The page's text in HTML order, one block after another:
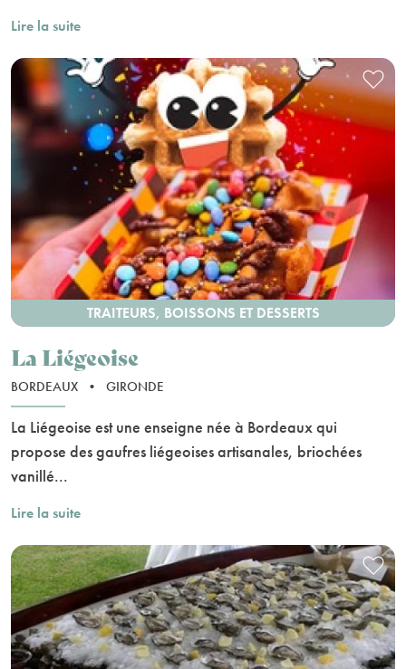
Lire la suite
TRAITEURS, BOISSONS ET DESSERTS
La Liégeoise
BORDEAUX • GIRONDE
La Liégeoise est une enseigne née à Bordeaux qui
propose des gaufres liégeoises artisanales, briochées
vanillé...
Lire la suite